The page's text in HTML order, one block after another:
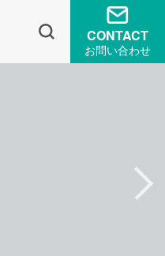
CONTACT
お問い合わせ